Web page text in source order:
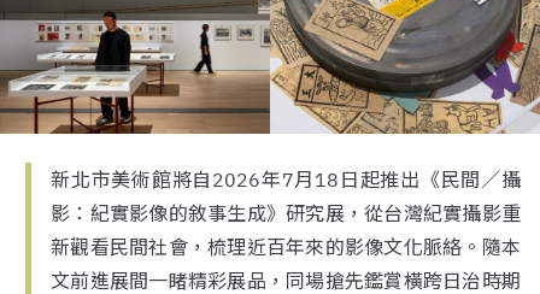
新北市美術館將自2026年7月18日起推出《民間／攝
影：紀實影像的敘事生成》研究展，從台灣紀實攝影重
新觀看民間社會，梳理近百年來的影像文化脈絡。隨本
文前進展間一睹精彩展品，同場搶先鑑賞橫跨日治時期